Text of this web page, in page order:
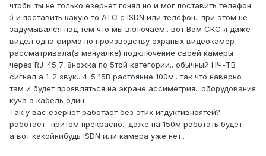
чтобы ты не только езернет гонял но и мог поставить телефон
:) и поставить какую то АТС с ISDN или телефон.. при этом не
задумывался над тем что мы включаем.. вот Вам СКС я даже
видел одна фирма по производству охраных видеокамер
рассматривала(в мануалке) подключение своей камеры
через RJ-45 7-8ножка по 5той категории.. обычный НЧ-ТВ
сигнал а 1-2 звук.. 4-5 15В растояние 100м.. так что наверно
там и будет проявляться на экране ассиметрия.. оборудования
куча а кабель один..
Так у вас езернет работает без этих игдуктивноятей?
работает.. притом прекрасно.. даже на 150м работать будет..
а вот какойнибудь ISDN или камера уже нет..